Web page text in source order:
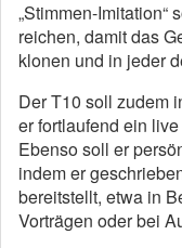
„Stimmen-
reichen, damit das
klonen und in jeder
Der T10 soll zudem
er fortlaufend ein
Ebenso soll er
indem er
bereitstellt, etwa in
Vorträgen oder bei